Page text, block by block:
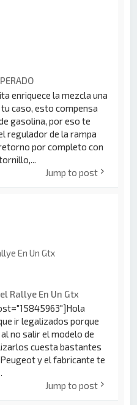
enriquece la mezcla una
caso, esto compensa
gasolina, por eso te
regulador de la rampa
por completo con
Jump to post
En Un Gtx
Rallye En Un Gtx
ir legalizados porque
no salir el modelo de
cuesta bastantes
y el fabricante te
Jump to post